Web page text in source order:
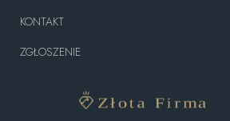
KONTAKT
ZGŁOSZENIE